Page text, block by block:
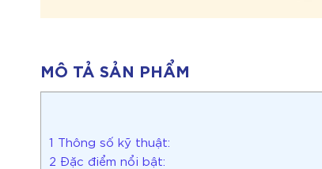
MÔ TẢ SẢN PHẨM
1 Thông số kỹ thuật:
2 Đặc điểm nổi bật: